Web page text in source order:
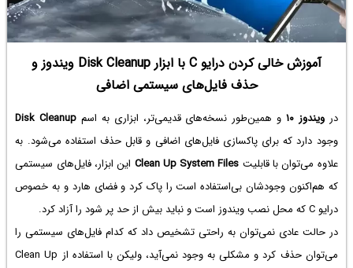
آموزش خالی کردن درایو C با ابزار Disk Cleanup ویندوز و
حذف فایل‌های سیستمی اضافی
درویندوز ۱۰ و همین‌طور نسخه‌های قدیمی‌تر، ابزاری به اسم Disk Cleanup
وجود دارد که برای پاکسازی فایل‌های اضافی و قابل حذف استفاده می‌شود. به
علاوه می‌توان با قابلیت Clean Up System Files این ابزار، فایل‌های سیستمی
که هم‌اکنون وجودشان بی‌استفاده است را پاک کرد و فضای هارد و به خصوص
درایو C که محل نصب ویندوز است و نباید بیش از حد پر شود را آزاد کرد.
در حالت عادی نمی‌توان به راحتی تشخیص داد که کدام فایل‌های سیستمی را
می‌توان حذف کرد و مشکلی به وجود نمی‌آید، ولیکن با استفاده از Clean Up